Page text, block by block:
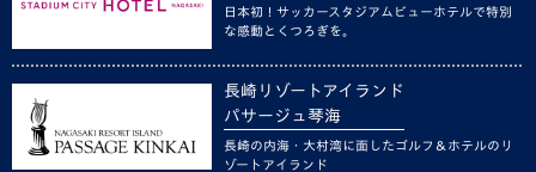
日本初！サッカースタジアムビューホテルで特別
な感動とくつろぎを。
長崎リゾートアイランド
パサージュ琴海
長崎の内海・大村湾に面したゴルフ＆ホテルのリ
ゾートアイランド